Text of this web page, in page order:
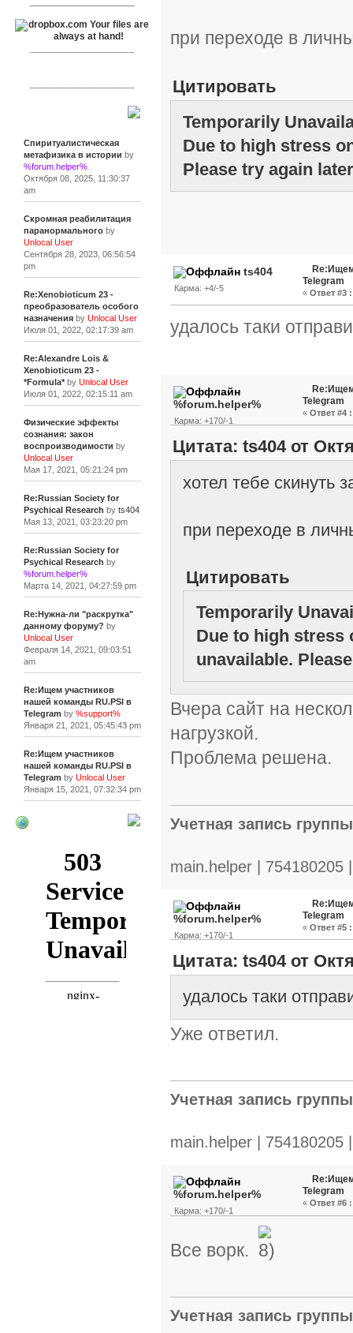
Спиритуалистическая
метафизика в истории by
%forum.helper%
Октября 08, 2025, 11:30:37
am
Скромная реабилитация
паранормальногоby
Unlocal User
Сентября 28, 2023, 06:56:54
pm
Re:Xenobioticum 23 -
преобразователь особого
назначенияby Unlocal User
Июля 01, 2022, 02:17:39 am
Re:Alexandre Lois &
Xenobioticum 23 -
*Formula*by Unlocal User
Июля 01, 2022, 02:15:11 am
Физические эффекты
сознания: закон
воспроизводимости by
Unlocal User
Мая 17, 2021, 05:21:24 pm
Re:Russian Society for
Psychical Research by ts404
Мая 13, 2021, 03:23:20 pm
Re:Russian Society for
Psychical Research by
%forum.helper%
Марта 14, 2021, 04:27:59 pm
Re:Нужна-ли "раскрутка"
данному форуму? by
Unlocal User
Февраля 14, 2021, 09:03:51
am
Re:Ищем участников
нашей команды RU.PSI в
Telegram by %support%
Января 21, 2021, 05:45:43 pm
Re:Ищем участников
нашей команды RU.PSI в
Telegram by Unlocal User
Января 15, 2021, 07:32:34 pm
при переходе в
Цитировать
Temporarily
Due to high stress
Please try again
ts404
Карма: +4/-5
Telegram
« Ответ #3 :
удалось таки
%forum.helper%
Карма: +170/-1
Telegram
« Ответ #4 :
Цитата: ts404 от
хотел тебе скинуть
при переходе в
Цитировать
Temporarily
Due to high stress
unavailable.
Вчера сайт на
нагрузкой.
Проблема решена.
Учетная запись
main.helper |
%forum.helper%
Карма: +170/-1
Telegram
« Ответ #5 :
Цитата: ts404 от
удалось таки
Уже ответил.
Учетная запись
main.helper |
%forum.helper%
Карма: +170/-1
Telegram
« Ответ #6 :
Все ворк.
Учетная запись